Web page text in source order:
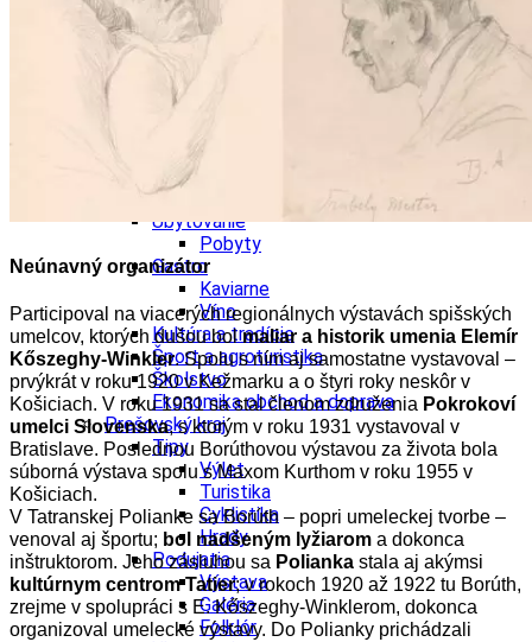
Turistika
Cyklistika
Podujatia
Divadlo
Ubytovanie
Pobyty
Gastro
Kaviarne
Víno
Kultúra a tradície
Šport a agroturistika
Školstvo
Ekonomika obchod a doprava
Prešovský kraj
Tipy
Výlet
Turistika
Cyklistika
Hrady
Podujatia
Výstava
Galéria
Folklór
Neúnavný organizátor
Participoval na viacerých regionálnych výstavách spišských
umelcov, ktorých dušou bolmaliar a historik umenia Elemír
Kőszeghy-Winkler. Spolu s ním aj samostatne vystavoval –
prvýkrát v roku 1920 v Kežmarku a o štyri roky neskôr v
Košiciach. V roku 1931 sa stal členom združenia Pokrokoví
umelci Slovenska, s ktorým v roku 1931 vystavoval v
Bratislave. Poslednou Borúthovou výstavou za života bola
súborná výstava spolu s Maxom Kurthom v roku 1955 v
Košiciach.
V Tatranskej Polianke sa Borúth – popri umeleckej tvorbe –
venoval aj športu; bol nadšeným lyžiarom a dokonca
inštruktorom. Jeho zásluhou sa Polianka stala aj akýmsi
kultúrnym centrom Tatier; v rokoch 1920 až 1922 tu Borúth,
zrejme v spolupráci s E. Kőszeghy-Winklerom, dokonca
organizoval umelecké výstavy. Do Polianky prichádzali